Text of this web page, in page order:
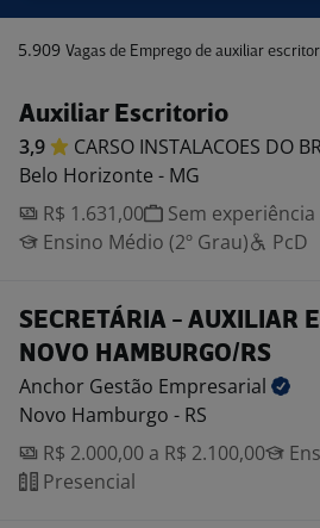
5.909 Vagas de Emprego de auxiliar
Auxiliar Escritorio
3,9 CARSO INSTALACOES DO
Belo Horizonte - MG
R$ 1.631,00
Sem experiência
Ensino Médio (2º Grau)
PcD
SECRETÁRIA - AUXILIAR
NOVO HAMBURGO/RS
Anchor Gestão Empresarial
Novo Hamburgo - RS
R$ 2.000,00 a R$ 2.100,00
Presencial